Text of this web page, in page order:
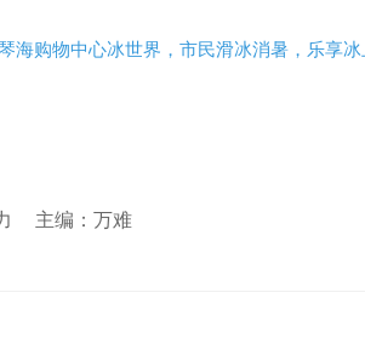
海购物中心冰世界，市民滑冰消暑，乐享
主编：万难